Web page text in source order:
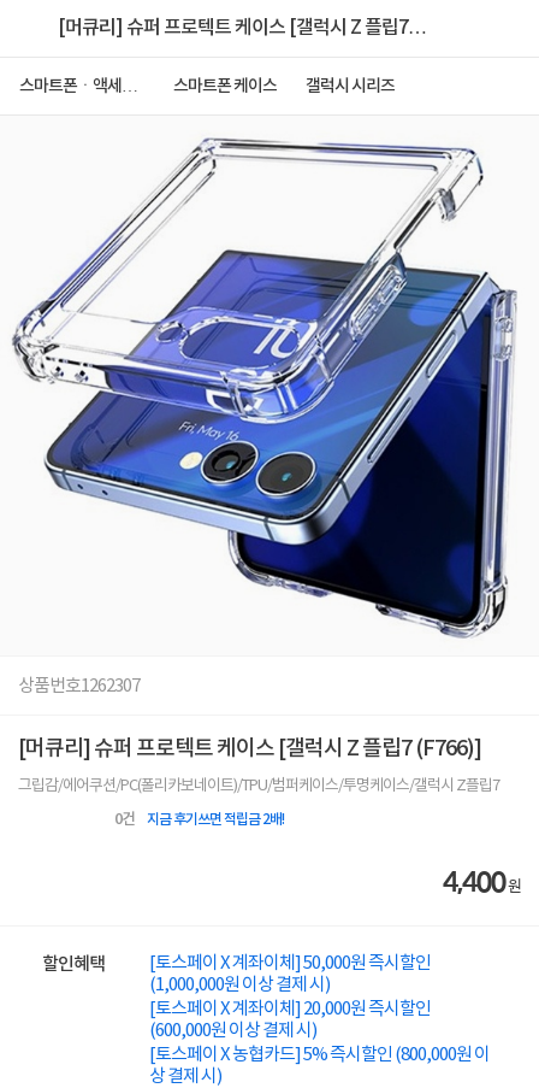
[머큐리] 슈퍼 프로텍트 케이스 [갤럭시 Z 플립7
스마트폰ㆍ액세서
스마트폰 케이스 갤럭시 시리즈
상품번호1262307
[머큐리] 슈퍼 프로텍트 케이스 [갤럭시 Z 플립7 (F766)]
그립감/에어쿠션/PC(폴리카보네이트)/TPU/범퍼케이스/투명케이스/갤럭시 Z플립7
0건 지금 후기쓰면 적립금 2배!
4,400원
할인혜택
[토스페이 X 계좌이체] 50,000원 즉시할인
(1,000,000원 이상 결제 시)
[토스페이 X 계좌이체] 20,000원 즉시할인
(600,000원 이상 결제 시)
[토스페이 X 농협카드] 5% 즉시할인 (800,000원 이
상 결제 시)